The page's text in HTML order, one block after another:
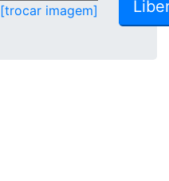
[trocar imagem]